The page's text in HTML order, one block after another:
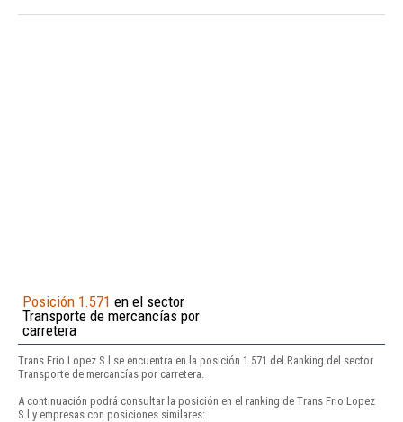
Posición 1.571 en el sector
Transporte de mercancías por
carretera
Trans Frio Lopez S.l se encuentra en la posición 1.571 del Ranking del sector
Transporte de mercancías por carretera.
A continuación podrá consultar la posición en el ranking de Trans Frio Lopez
S.l y empresas con posiciones similares: